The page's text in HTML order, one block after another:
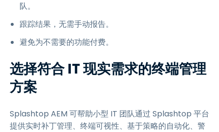
队。
跟踪结果，无需手动报告。
避免为不需要的功能付费。
选择符合 IT 现实需求的终端管理
方案
Splashtop AEM 可帮助小型 IT 团队通过 Splashtop 平台
提供实时补丁管理、终端可视性、基于策略的自动化、警